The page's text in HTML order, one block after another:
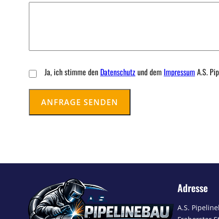
Ja, ich stimme den Datenschutzund dem Impressum A.S.
Adresse
A.S.